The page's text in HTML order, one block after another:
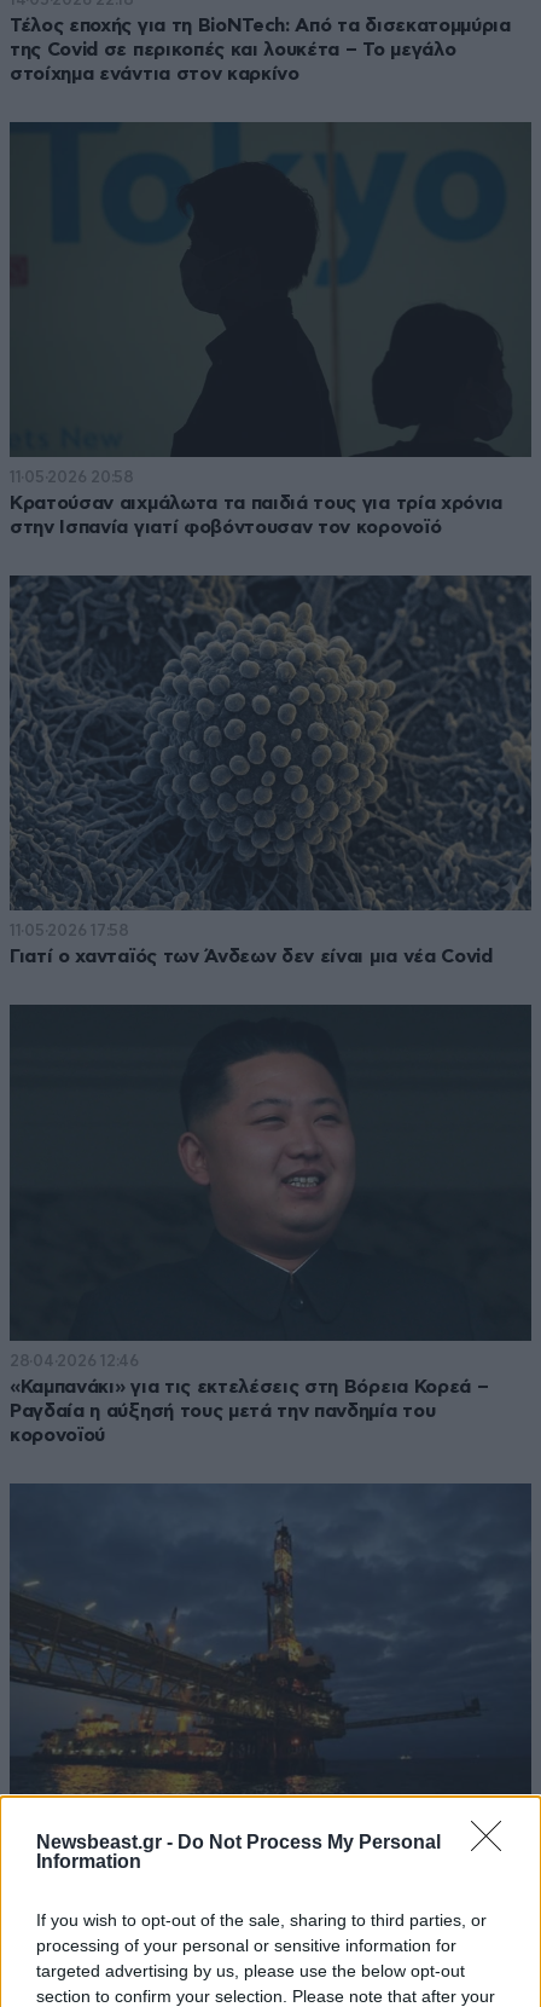
Newsbeast.gr - Do Not Process My Personal
Information
If you wish to opt-out of the sale, sharing to third parties, or
processing of your personal or sensitive information for
targeted advertising by us, please use the below opt-out
section to confirm your selection. Please note that after your
Τέλος εποχής για τη BioNTech: Από τα δισεκατομμύρια
της Covid σε περικοπές και λουκέτα – Το μεγάλο
στοίχημα ενάντια στον καρκίνο
11·05·2026 20:58
Κρατούσαν αιχμάλωτα τα παιδιά τους για τρία χρόνια
στην Ισπανία γιατί φοβόντουσαν τον κορονοϊό
11·05·2026 17:58
Γιατί ο χανταϊός των Άνδεων δεν είναι μια νέα Covid
28·04·2026 12:46
«Καμπανάκι» για τις εκτελέσεις στη Βόρεια Κορεά –
Ραγδαία η αύξησή τους μετά την πανδημία του
κορονοϊού
14·04·2026 16:52
Ο πόλεμος στο Ιράν προκάλεσε το ίδιο ενεργειακό σοκ
προκαλούν ανησυχία